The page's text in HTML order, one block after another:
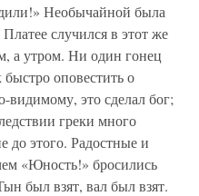
Необычайной была
случился в этот же
а утром. Ни один гонец
оповестить о
видимому, это сделал бог;
греки много
до этого. Радостные и
«Юность!» бросились
был взят, вал был взят.